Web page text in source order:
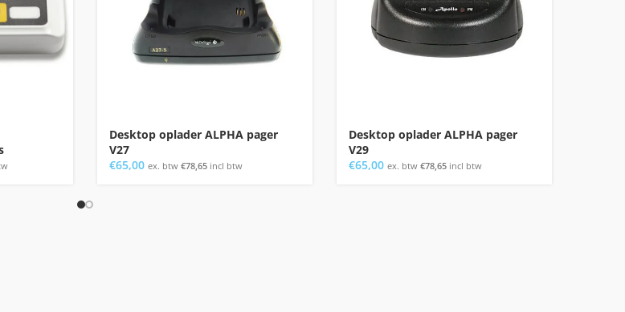
Desktop oplader ALPHA pager
V27
€65,00 ex. btw €78,65 incl btw
Desktop oplader ALPHA pager
V29
€65,00 ex. btw €78,65 incl btw